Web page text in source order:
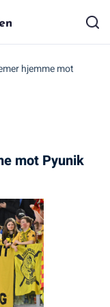
hjemme mot
mot Pyunik